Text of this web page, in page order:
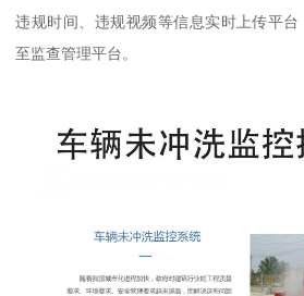
违规时间、违规视频等信息实时上传平
至监查管理平台。